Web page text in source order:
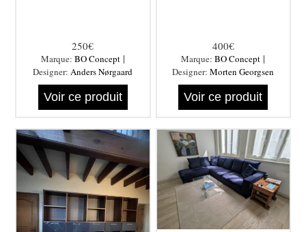
250€
Marque: BO Concept|
Designer:Anders Nørgaard
Voir ce produit
400€
Marque:BO Concept |
Designer:Morten Georgsen
Voir ce produit